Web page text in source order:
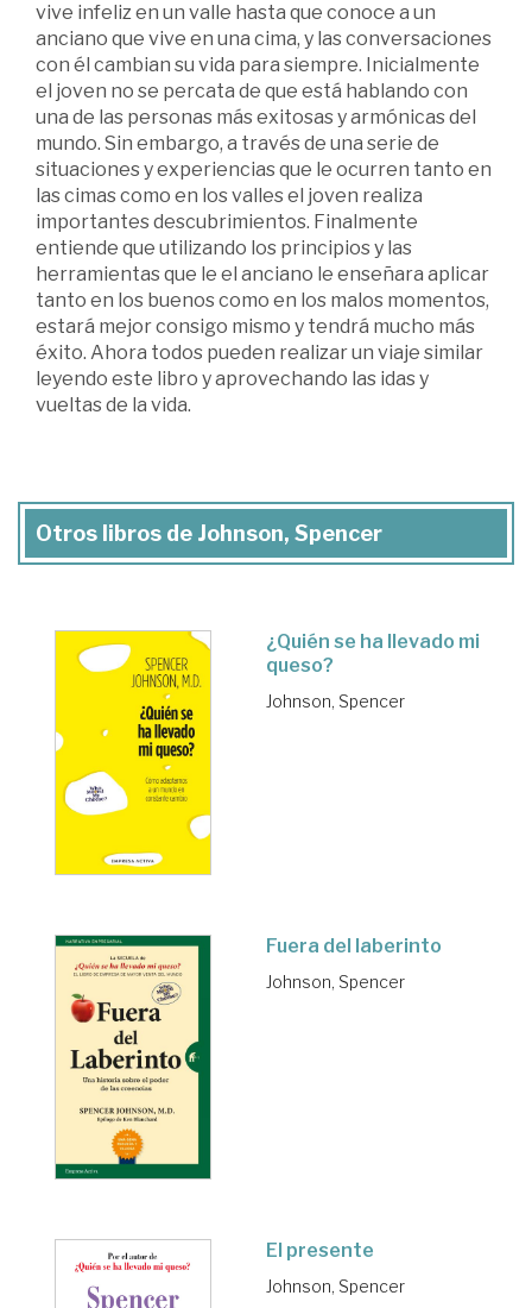
vive infeliz en un valle hasta que conoce a un
anciano que vive en una cima, y las conversaciones
con él cambian su vida para siempre. Inicialmente
el joven no se percata de que está hablando con
una de las personas más exitosas y armónicas del
mundo. Sin embargo, a través de una serie de
situaciones y experiencias que le ocurren tanto en
las cimas como en los valles el joven realiza
importantes descubrimientos. Finalmente
entiende que utilizando los principios y las
herramientas que le el anciano le enseñara aplicar
tanto en los buenos como en los malos momentos,
estará mejor consigo mismo y tendrá mucho más
éxito. Ahora todos pueden realizar un viaje similar
leyendo este libro y aprovechando las idas y
vueltas de la vida.
Otros libros de Johnson, Spencer
¿Quién se ha llevado mi
queso?
Johnson, Spencer
Fuera del laberinto
Johnson, Spencer
El presente
Johnson, Spencer